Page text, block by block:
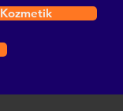
Kozmetik